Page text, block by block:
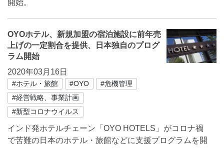
開始。
OYOホテル、新規加盟の宿泊施設に前年売
上げの一定割合を提供、日本独自のプログ
ラム開始
2020年03月16日
#ホテル・旅館 #OYO
#危機管理
#経営戦略、事業計画
#新型コロナウイルス
インド発ホテルチェーン「OYO HOTELS」がコロナ禍
で苦難の日本のホテル・旅館などに支援プログラムを開